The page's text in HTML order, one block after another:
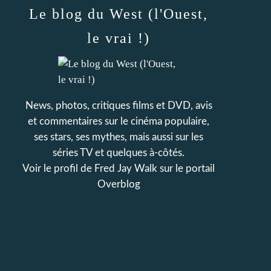
Le blog du West (l'Ouest,
le vrai !)
News, photos, critiques films et DVD, avis
et commentaires sur le cinéma populaire,
ses stars, ses mythes, mais aussi sur les
séries TV et quelques à-côtés.
Voir le profil de Fred Jay Walk sur le portail
Overblog